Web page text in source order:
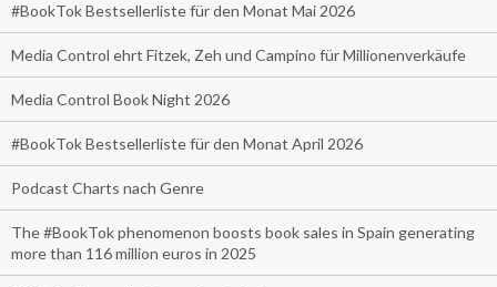
#BookTok Bestsellerliste für den Monat Mai 2026
Media Control ehrt Fitzek, Zeh und Campino für Millionenverkäufe
Media Control Book Night 2026
#BookTok Bestsellerliste für den Monat April 2026
Podcast Charts nach Genre
The #BookTok phenomenon boosts book sales in Spain generating
more than 116 million euros in 2025